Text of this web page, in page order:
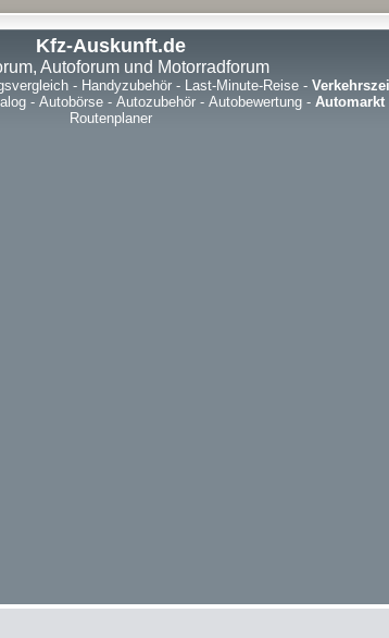
Kfz-Auskunft.de
Autoforum und Motorradforum
- Handyzubehör- Last-Minute-Reise-
- Autobörse - Autozubehör - Autobewertung - Automarkt
Routenplaner